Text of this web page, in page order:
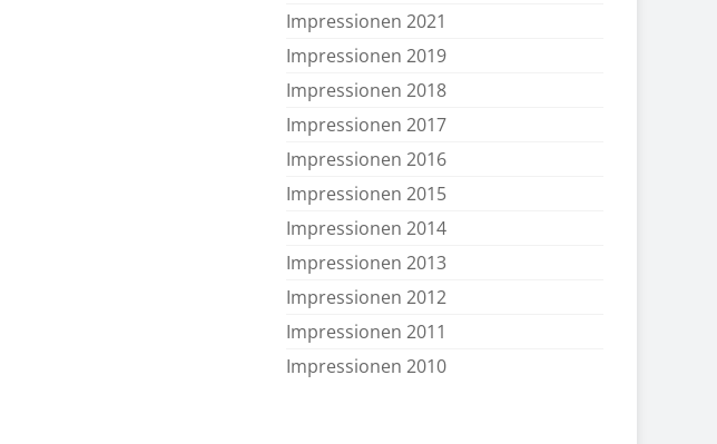
Impressionen 2021
Impressionen 2019
Impressionen 2018
Impressionen 2017
Impressionen 2016
Impressionen 2015
Impressionen 2014
Impressionen 2013
Impressionen 2012
Impressionen 2011
Impressionen 2010